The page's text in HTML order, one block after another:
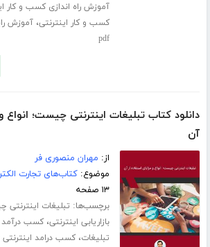
آموزش راه اندازی کسب و کار
کسب و کار اینترنتی،آموزش
pdf
دانلود کتاب تبلیغات اینترنتی چیست؛ انواع
آن
از: مهران منصوری فر
موضوع:کتاب‌های تجارت
۱۳ صفحه
برچسب‌ها: تبلیغات
بازاریابی اینترنتی،کسب درآمد
تبلیغات،کسب درامد اینترنتی